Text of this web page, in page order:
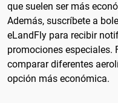
que suelen ser más
Además, suscríbete a
eLandFly para recibir
promociones especiales.
comparar diferentes
opción más económica.